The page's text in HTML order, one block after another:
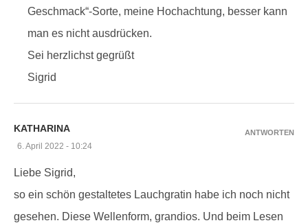
Geschmack“-Sorte, meine Hochachtung, besser kann
man es nicht ausdrücken.
Sei herzlichst gegrüßt
Sigrid
KATHARINA
6. April 2022 - 10:24
Liebe Sigrid,
so ein schön gestaltetes Lauchgratin habe ich noch nicht
gesehen. Diese Wellenform, grandios. Und beim Lesen
ANTWORTEN